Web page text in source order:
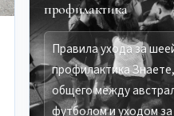
профилактика
Правила ухода за
профилактика
общего между
футболом и уходом